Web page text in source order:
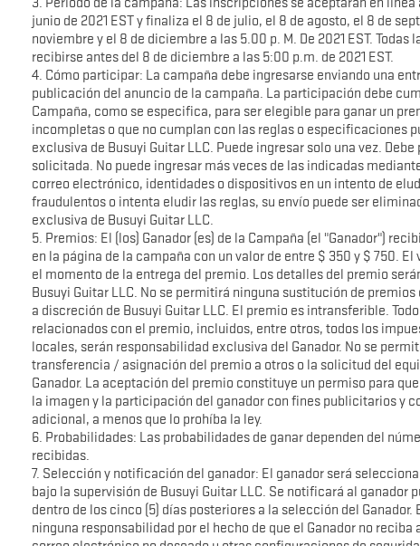
junio de 2021 EST y finaliza el 8 de julio, el 8 de agosto, el 8 de
noviembre y el 8 de diciembre a las 5.00 p. M. De 2021 EST.
recibirse antes del 8 de diciembre a las 5:00 p.m. de 2021 EST.
4. Cómo participar: La campaña debe ingresarse enviando una
publicación del anuncio de la campaña. La participación debe
Campaña, como se especifica, para ser elegible para ganar un
incompletas o que no cumplan con las reglas o especificaciones
exclusiva de Busuyi Guitar LLC. Puede ingresar solo una vez.
solicitada. No puede ingresar más veces de las indicadas
correo electrónico, identidades o dispositivos en un intento de
fraudulentos o intenta eludir las reglas, su envío puede ser
exclusiva de Busuyi Guitar LLC.
5. Premios: El (los) Ganador (es) de la Campaña (el "Ganador")
en la página de la campaña con un valor de entre $ 350 y $ 750.
el momento de la entrega del premio. Los detalles del premio
Busuyi Guitar LLC. No se permitirá ninguna sustitución de
a discreción de Busuyi Guitar LLC. El premio es intransferible.
relacionados con el premio, incluidos, entre otros, todos los
locales, serán responsabilidad exclusiva del Ganador. No se
transferencia / asignación del premio a otros o la solicitud del
Ganador. La aceptación del premio constituye un permiso para
la imagen y la participación del ganador con fines publicitarios y
adicional, a menos que lo prohíba la ley.
6. Probabilidades: Las probabilidades de ganar dependen del
recibidas.
7. Selección y notificación del ganador: El ganador será
bajo la supervisión de Busuyi Guitar LLC. Se notificará al ganador
dentro de los cinco (5) días posteriores a la selección del Ganador.
ninguna responsabilidad por el hecho de que el Ganador no reciba